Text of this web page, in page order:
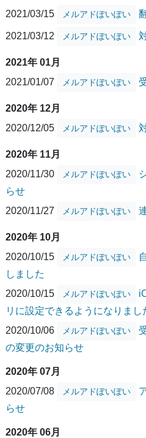
2021/03/15
メルアドぽいぽい
2021/03/12 メルアドぽいぽい
2021年 01月
2021/01/07
メルアドぽいぽい
2020年 12月
2020/12/05
メルアドぽいぽい
2020年 11月
2020/11/30
メルアドぽいぽい
らせ
2020/11/27
メルアドぽいぽい
2020年 10月
2020/10/15
メルアドぽいぽい
しました
2020/10/15
メルアドぽいぽい
リに設定できるようになりまし
2020/10/06
メルアドぽいぽい
の変更のお知らせ
2020年 07月
2020/07/08
メルアドぽいぽい
らせ
2020年 06月